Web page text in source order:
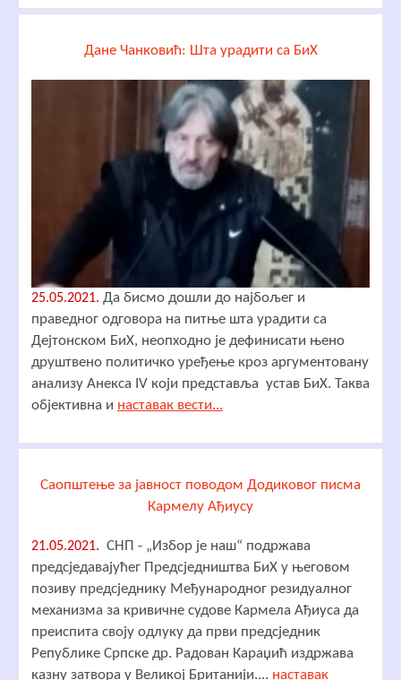
Дане Чанковић: Шта урадити са БиХ
25.05.2021. Да бисмо дошли до најбољег и
праведног одговора на питње шта урадити са
Дејтонском БиХ, неопходно је дефинисати њено
друштвено политичко уређење кроз аргументовану
анализу Анекса IV који представља устав БиХ. Таква
објективна и наставак вести...
Саопштење за јавност поводом Додиковог писма
Кармелу Ађиусу
21.05.2021. СНП - „Избор је наш“ подржава
предсједавајућег Предсједништва БиХ у његовом
позиву предсједнику Међународног резидуалног
механизма за кривичне судове Кармела Ађиуса да
преиспита своју одлуку да први предсједник
Републике Српске др. Радован Караџић издржава
казну затвора у Великој Британији.... наставак